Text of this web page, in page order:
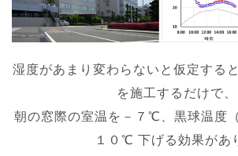
湿度があまり変わらないと仮定する
を施工するだけで、
朝の窓際の室温を－７℃、黒球温度
１０℃ 下げる効果があ